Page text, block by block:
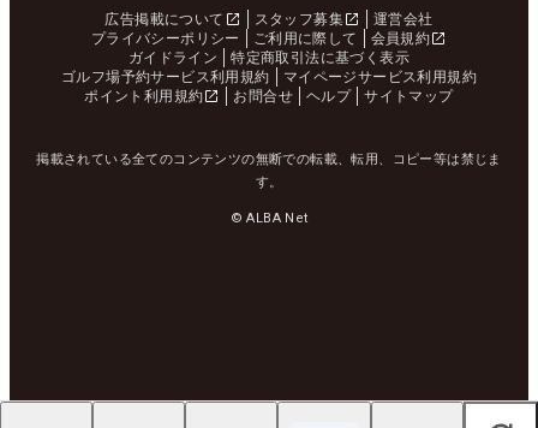
広告掲載について スタッフ募集
運営会社
プライバシーポリシー
ご利用に際して
会員規約
ガイドライン
特定商取引法に基づく表示
ゴルフ場予約サービス利用規約
マイページサービス利用規約
ポイント利用規約
お問合せ ヘルプ サイトマップ
掲載されている全てのコンテンツの無断での転載、転用、コピー等は禁じま
す。
© ALBA Net